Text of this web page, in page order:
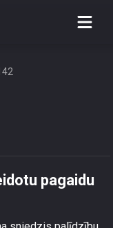
pagaidu